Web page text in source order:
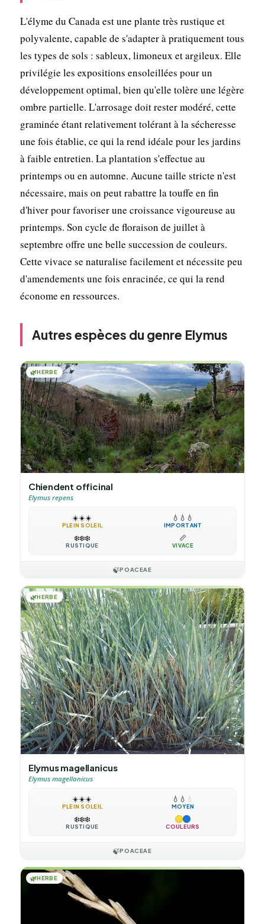
L'élyme du Canada est une plante très rustique et
polyvalente, capable de s'adapter à pratiquement tous
les types de sols : sableux, limoneux et argileux. Elle
privilégie les expositions ensoleillées pour un
développement optimal, bien qu'elle tolère une légère
ombre partielle. L'arrosage doit rester modéré, cette
graminée étant relativement tolérant à la sécheresse
une fois établie, ce qui la rend idéale pour les jardins
à faible entretien. La plantation s'effectue au
printemps ou en automne. Aucune taille stricte n'est
nécessaire, mais on peut rabattre la touffe en fin
d'hiver pour favoriser une croissance vigoureuse au
printemps. Son cycle de floraison de juillet à
septembre offre une belle succession de couleurs.
Cette vivace se naturalise facilement et nécessite peu
d'amendements une fois enracinée, ce qui la rend
économe en ressources.
Autres espèces du genre Elymus
🌿HERBE
Chiendent officinal
Elymus repens
☀️☀️☀️
PLEIN SOLEIL
💧 💧 💧
IMPORTANT
❄️❄️❄️
RUSTIQUE
📏
VIVACE
🍃POACEAE
🌿HERBE
Elymus magellanicus
Elymus magellanicus
☀️☀️☀️
PLEIN SOLEIL
💧 💧 💧
MOYEN
❄️❄️❄️
RUSTIQUE COULEURS
🍃POACEAE
🌿HERBE